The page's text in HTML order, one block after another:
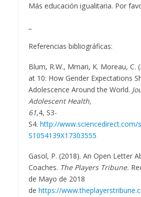
Más educación igualitaria. Por
Referencias bibliográficas:
Blum, R.W., Mmari, K. Moreau, C.
at 10: How Gender Expectations
Adolescence Around the World.
Adolescent Health,
61,4, S3-
S4. http://www.sciencedirect.com/
S1054139X17303555
Gasol, P. (2018). An Open Letter
Coaches. The Players Tribune.
de Mayo de 2018
de https://